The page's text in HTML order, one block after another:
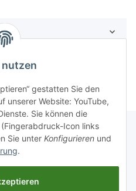
nutzen
gestatten Sie den
unserer Website: YouTube,
Sie können die
Icon links
Sie unter Konfigurieren und
.